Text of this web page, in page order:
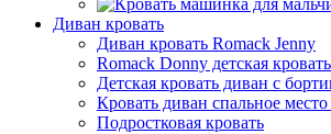
Диван кровать
Диван кровать Romack Jenny
Romack Donny детская
Детская кровать диван с
Кровать диван спальное
Подростковая кровать